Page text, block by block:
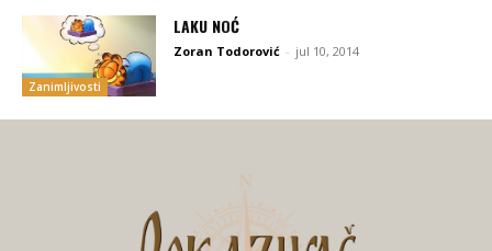
Zanimljivosti
LAKU NOĆ
Zoran Todorović - jul 10, 2014